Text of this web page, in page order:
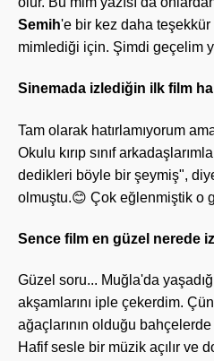
Semih'e bir kez daha
mimlediği için. Şimdi geçelim
Sinemada izlediğin ilk film
Tam olarak hatırlamıyorum
Okulu kırıp sınıf
dedikleri böyle bir şeymiş",
olmuştu.😊 Çok eğlenmiştik o
Sence film en güzel nerede
Güzel soru... Muğla'da
akşamlarını iple çekerdim.
ağaçlarının olduğu
Hafif sesle bir müzik açılır ve